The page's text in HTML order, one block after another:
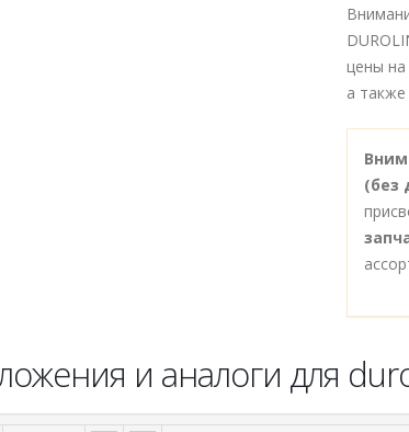
цены на
а также
(без
и аналоги для